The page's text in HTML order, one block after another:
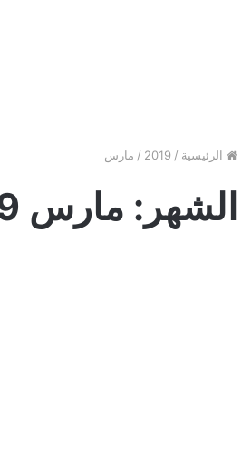
الرئيسية /
2019
/ مارس
الشهر: مارس 2019